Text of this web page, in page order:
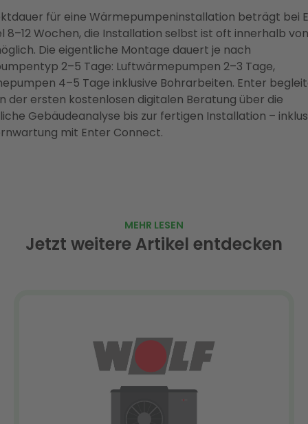
für eine Wärmepumpeninstallation beträgt bei
8–12 Wochen, die Installation selbst ist oft innerhalb
Die eigentliche Montage dauert je nach
2–5 Tage: Luftwärmepumpen 2–3 Tage,
4–5 Tage inklusive Bohrarbeiten. Enter
der ersten kostenlosen digitalen Beratung über die
Gebäudeanalyse bis zur fertigen Installation –
mit Enter Connect.
MEHR LESEN
Jetzt weitere Artikel entdecken